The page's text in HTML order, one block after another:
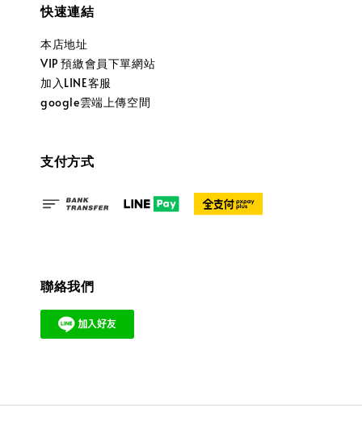
快速連結
本店地址
VIP 預繳會員下單網站
加入LINE客服
google雲端上傳空間
支付方式
聯絡我們